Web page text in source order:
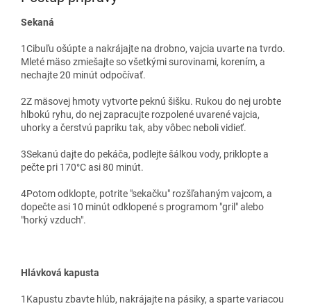
Sekaná
1Cibuľu ošúpte a nakrájajte na drobno, vajcia uvarte na tvrdo.
Mleté mäso zmiešajte so všetkými surovinami, korením, a
nechajte 20 minút odpočívať.
2Z mäsovej hmoty vytvorte peknú šišku. Rukou do nej urobte
hlbokú ryhu, do nej zapracujte rozpolené uvarené vajcia,
uhorky a čerstvú papriku tak, aby vôbec neboli vidieť.
3Sekanú dajte do pekáča, podlejte šálkou vody, priklopte a
pečte pri 170°C asi 80 minút.
4Potom odklopte, potrite "sekačku" rozšľahaným vajcom, a
dopečte asi 10 minút odklopené s programom "gril" alebo
"horký vzduch".
Hlávková kapusta
1 Kapustu zbavte hlúb, nakrájajte na pásiky, a sparte variacou